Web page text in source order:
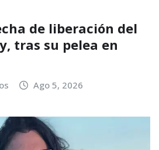
de liberación del
tras su pelea en
Ago 5, 2026